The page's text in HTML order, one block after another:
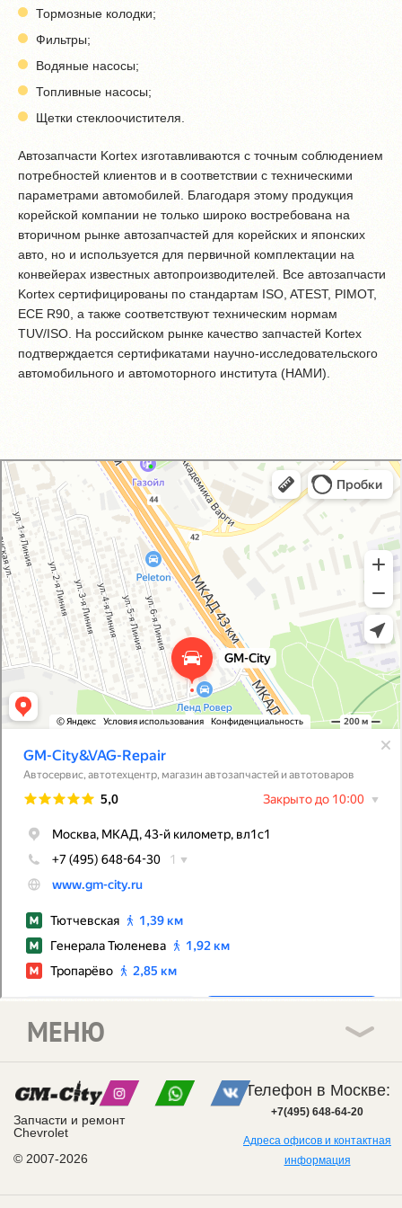
Тормозные колодки;
Фильтры;
Водяные насосы;
Топливные насосы;
Щетки стеклоочистителя.
Автозапчасти Kortex изготавливаются с точным соблюдением
потребностей клиентов и в соответствии с техническими
параметрами автомобилей. Благодаря этому продукция
корейской компании не только широко востребована на
вторичном рынке автозапчастей для корейских и японских
авто, но и используется для первичной комплектации на
конвейерах известных автопроизводителей. Все автозапчасти
Kortex сертифицированы по стандартам ISO, ATEST, PIMOT,
ECE R90, а также соответствуют техническим нормам
TUV/ISO. На российском рынке качество запчастей Kortex
подтверждается сертификатами научно-исследовательского
автомобильного и автомоторного института (НАМИ).
GM-City&VAG-Repair
Автосервис, автотехцентр в Москве
Магазин автозапчастей и автотоваров в Москве
Запчасти и ремонт
Chevrolet
© 2007-2026
МЕНЮ
Телефон в Москве:
+7(495) 648-64-20
Адреса офисов и контактная
информация